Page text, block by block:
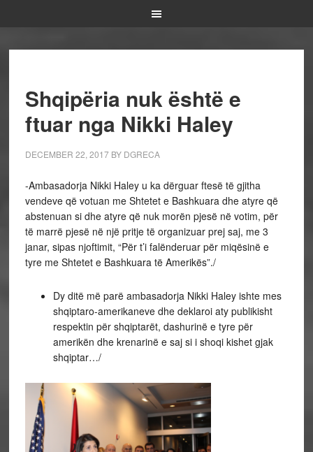
Shqipëria nuk është e
ftuar nga Nikki Haley
DECEMBER 22, 2017BY DGRECA
-Ambasadorja Nikki Haley u ka dërguar ftesë të gjitha
vendeve që votuan me Shtetet e Bashkuara dhe atyre që
abstenuan si dhe atyre që nuk morën pjesë në votim, për
të marrë pjesë në një pritje të organizuar prej saj, me 3
janar, sipas njoftimit, “Për t’i falënderuar për miqësinë e
tyre me Shtetet e Bashkuara të Amerikës”./
Dy ditë më parë ambasadorja Nikki Haley ishte mes
shqiptaro-amerikaneve dhe deklaroi aty publikisht
respektin për shqiptarët, dashurinë e tyre për
amerikën dhe krenarinë e saj si i shoqi kishet gjak
shqiptar…/